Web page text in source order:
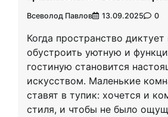
Всеволод Павлов 13.09.2025 0
Когда пространство диктует
обустроить уютную и
гостиную становится
искусством. Маленькие
ставят в тупик: хочется и
стиля, и чтобы не было